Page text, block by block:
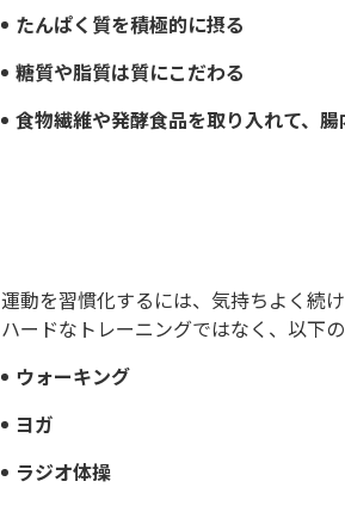
たんぱく質を積極的に摂る
糖質や脂質は質にこだわる
食物繊維や発酵食品を取り入れて、
運動を習慣化するには、気持ちよく続
ハードなトレーニングではなく、以下
ウォーキング
ヨガ
ラジオ体操